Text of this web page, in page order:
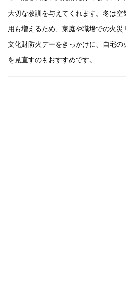
大切な教訓を与えてくれます。冬は
用も増えるため、家庭や職場での火災
文化財防火デーをきっかけに、自宅
を見直すのもおすすめです。